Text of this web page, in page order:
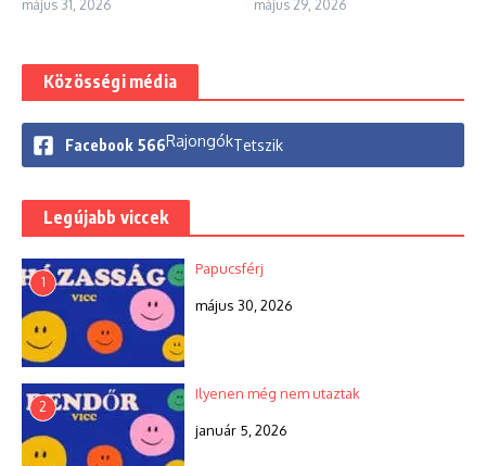
május 31, 2026 május 29, 2026
Közösségi média
Facebook 566RajongókTetszik
Legújabb viccek
1
Papucsférj
május 30, 2026
2
Ilyenen még nem utaztak
január 5, 2026